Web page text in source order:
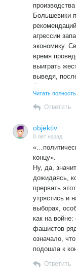
Большевики
агрессии
экономику.
время
выиграть
выведя,
Однако,
его развить
ЦРУ СЩА,
Теперь
но при
ядерным
приходится
принимать за
строиться в
КПРФ
СОЦИАЛИЗМ,
строиться,
только
руке.
Читать
Ответить
objektiv
8 лет назад
концу».
Ну, да,
дожидаясь,
прервать
утрястись и
выборах,
как на
фашистов
означало,
подошла к
Ответить